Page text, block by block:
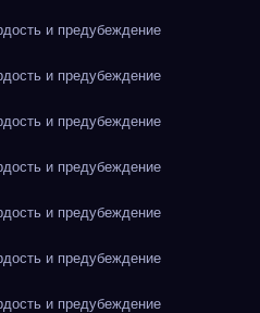
и предубеждение
и предубеждение
и предубеждение
и предубеждение
и предубеждение
и предубеждение
и предубеждение